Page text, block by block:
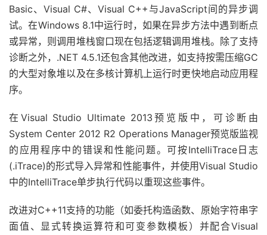
Basic、Visual C#、Visual C++与JavaScript间的异步调
试。在Windows 8.1中运行时，如果在异步方法中遇到断点
或异常，则调用堆栈窗口现在包括逻辑调用堆栈。除了支持
诊断之外，.NET 4.5.1还包含其他改进，如支持按需压缩GC
的大型对象堆以及在多核计算机上运行时更快地启动应用程
序。
在Visual Studio Ultimate 2013预览版中，可诊断由
System Center 2012 R2 Operations Manager预览版监视
的应用程序中的错误和性能问题。可按IntelliTrace日志
(.iTrace)的形式导入异常和性能事件，并使用Visual Studio
中的IntelliTrace单步执行代码以重现这些事件。
改进对C++11支持的功能（如委托构造函数、原始字符串字
面值、显式转换运算符和可变参数模板）并配合Visual